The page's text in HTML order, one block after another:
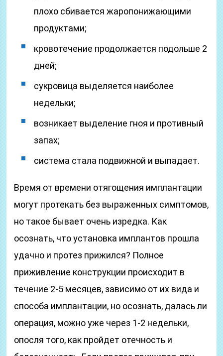
плохо сбивается жаропонижающими
продуктами;
кровотечение продолжается подольше 2
дней;
сукровица выделяется наиболее
недельки;
возникает выделение гноя и противный
запах;
система стала подвижной и выпадает.
Время от времени отягощения имплантации
могут протекать без выраженных симптомов,
но такое бывает очень изредка. Как
осознать, что установка имплантов прошла
удачно и протез прижился? Полное
приживление конструкции происходит в
течение 2-5 месяцев, зависимо от их вида и
способа имплантации, но осознать, далась ли
операция, можно уже через 1-2 недельки,
опосля того, как пройдет отечность и